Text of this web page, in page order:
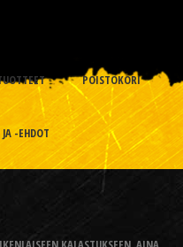
POISTOKORI
-EHDOT